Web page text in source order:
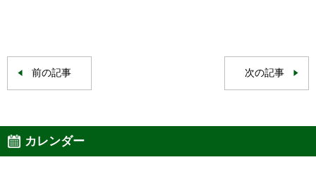
前の記事 次の記事
カレンダー